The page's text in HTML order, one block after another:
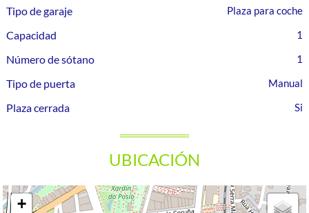
Tipo de garaje Plaza para coche
Capacidad 1
Número de sótano 1
Tipo de puerta Manual
Plaza cerrada
UBICACIÓN
+